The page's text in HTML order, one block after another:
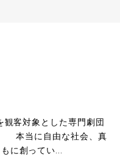
客対象とした専門劇団
本当に自由な社会、真
に創ってい...